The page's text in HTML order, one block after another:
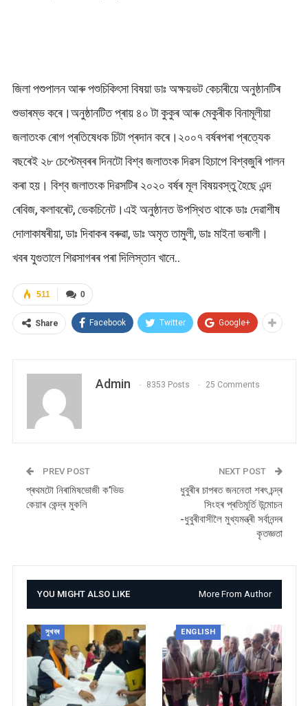
জিলা পশুপালন আৰু পশুচিকিৎসা বিষয়া ডাঃ অক্ষয়ভট কেচাৰীয়ে অনুষ্ঠানটিৰ
শুভাৰম্ভ কৰে।অনুষ্ঠানটিত প্ৰায় ৪০ টা কুকুৰ আৰু মেকুৰীক বিনামূলীয়া
জলাতংক ৰোগ প্ৰতিষেধক চিটা প্ৰদান কৰে।২০০৭ বৰ্ষৰপৰা প্ৰত্যেক
বছৰেই ২৮ চেপ্টেম্বৰৰ দিনটো বিশ্ব জলাতংক দিৱস হিচাপে বিশ্বজুৰি পালন
কৰা হয়। বিশ্ব জলাতংক দিৱসটিৰ ২০২০ বৰ্ষৰ মূল বিষয়বস্তু হৈছে এন্দ
ৰেবিজ, কলাবৰেট, ভেকচিনেট।এই অনুষ্ঠানত উপস্থিত থাকে ডাঃ দেৱাশীষ
দোলাকাষৰীয়া, ডাঃ দিবাকৰ বৰুৱা, ডাঃ অমৃত তামুলী, ডাঃ মাইনা ভৰালী।
খবৰ যুগুতালে শিৱসাগৰৰ পৰা দিলিস্তান খানে..
0
511
Share Facebook Twitter Google+
Admin 8353 Posts 25 Comments
PREV POST
প্ৰথমটো নিৰামিষভোজী ক’ভিড
কেয়াৰ কেন্দ্ৰ মুকলি
NEXT POST
ধুবুৰীৰ চাপৰত জননেতা শৰৎ চন্দ্ৰ
সিংহৰ প্ৰতিমূৰ্তি উন্মোচন
-ধুবুৰীবাসীলৈ মুখ্যমন্ত্ৰী সৰ্বানন্দৰ
কৃতজ্ঞতা
YOU MIGHT ALSO LIKE More From Author
সুখবৰ ENGLISH